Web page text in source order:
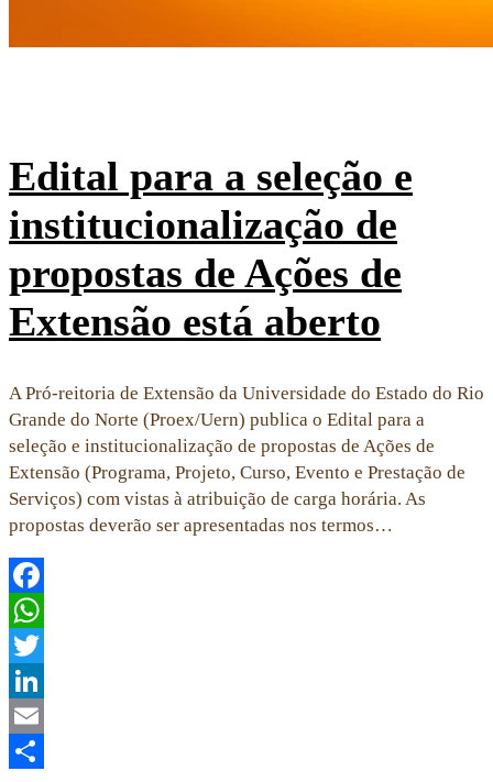
Edital para a seleção e
institucionalização de
propostas de Ações de
Extensão está aberto
A Pró-reitoria de Extensão da Universidade do Estado do Rio
Grande do Norte (Proex/Uern) publica o Edital para a
seleção e institucionalização de propostas de Ações de
Extensão (Programa, Projeto, Curso, Evento e Prestação de
Serviços) com vistas à atribuição de carga horária. As
propostas deverão ser apresentadas nos termos…
Facebook
WhatsApp
Twitter
LinkedIn
Email